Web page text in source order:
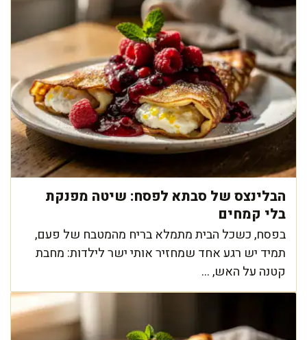
הבלינצס של סבתא לפסח: שיטה מפנקת
בלי קמחים
בפסח, כשכל הבית מתמלא בריח מהמטבח של פעם,
תמיד יש רגע אחד שמחזיר אותי ישר לילדות: מחבת
קטנה על האש, ...